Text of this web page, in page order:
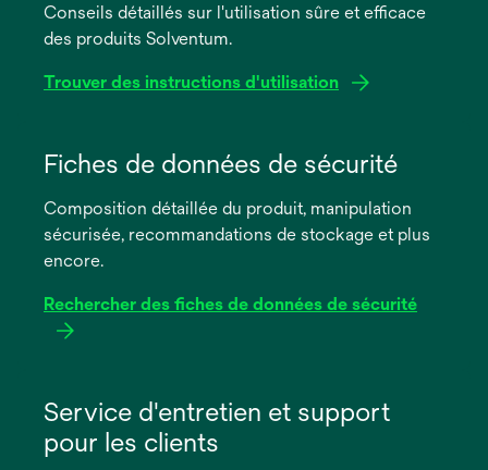
Conseils détaillés sur l'utilisation sûre et efficace
des produits Solventum.
Trouver des instructions d'utilisation
dans
nouvel
onglet
Fiches de données de sécurité
Composition détaillée du produit, manipulation
sécurisée, recommandations de stockage et plus
encore.
Rechercher des fiches de données de sécurité
dans
nouvel
Service d'entretien et support
pour les clients